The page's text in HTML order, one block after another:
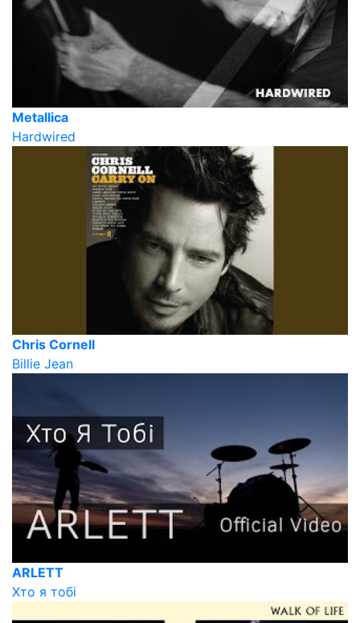
Metallica
Hardwired
Chris Cornell
Billie Jean
ARLETT
Хто я тобі